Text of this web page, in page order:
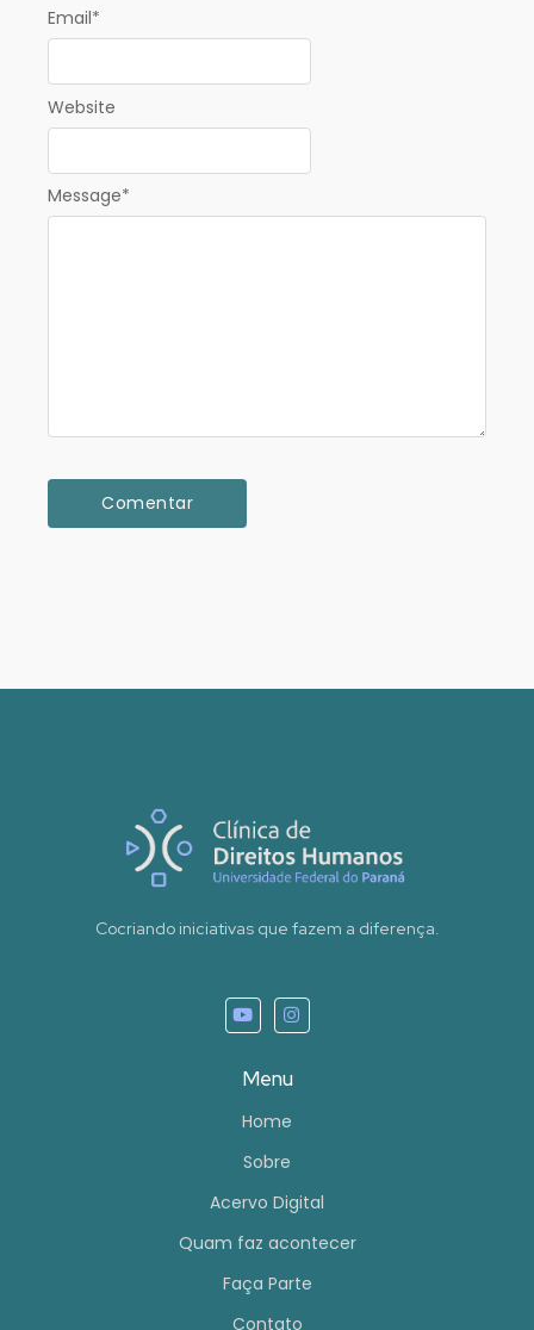
Message*
Email*
Website
Cocriando iniciativas que fazem a diferença.
Menu
Home
Sobre
Acervo Digital
Quam faz acontecer
Faça Parte
Contato